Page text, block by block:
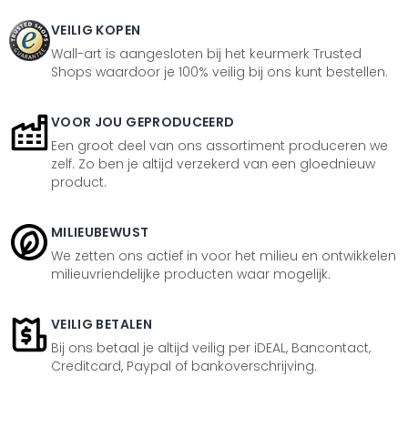
VEILIG KOPEN
Wall-art is aangesloten bij het keurmerk Trusted
Shops waardoor je 100% veilig bij ons kunt bestellen.
VOOR JOU GEPRODUCEERD
Een groot deel van ons assortiment produceren we
zelf. Zo ben je altijd verzekerd van een gloednieuw
product.
MILIEUBEWUST
We zetten ons actief in voor het milieu en ontwikkelen
milieuvriendelijke producten waar mogelijk.
VEILIG BETALEN
Bij ons betaal je altijd veilig per iDEAL, Bancontact,
Creditcard, Paypal of bankoverschrijving.